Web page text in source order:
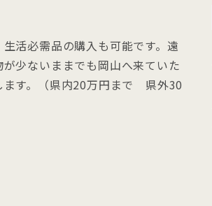
活必需品の購入も可能です。遠
少ないままでも岡山へ来ていた
ます。（県内20万円まで 県外30